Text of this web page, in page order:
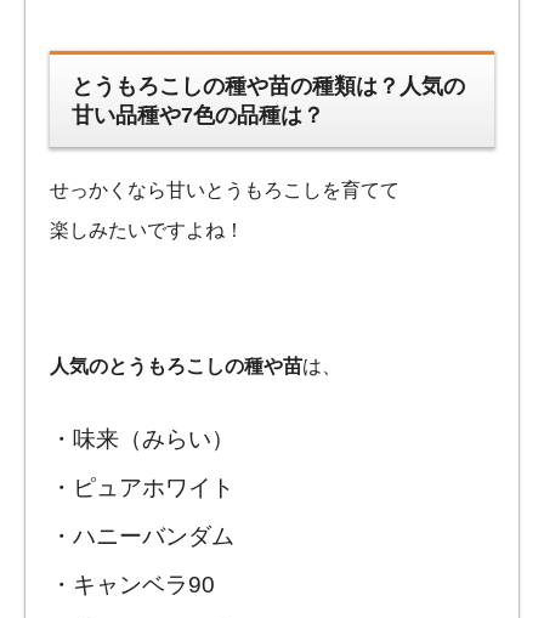
とうもろこしの種や苗の種類は？人気の
甘い品種や7色の品種は？
せっかくなら甘いとうもろこしを育てて
楽しみたいですよね！
人気のとうもろこしの種や苗は、
・味来（みらい）
・ピュアホワイト
・ハニーバンダム
・キャンベラ90